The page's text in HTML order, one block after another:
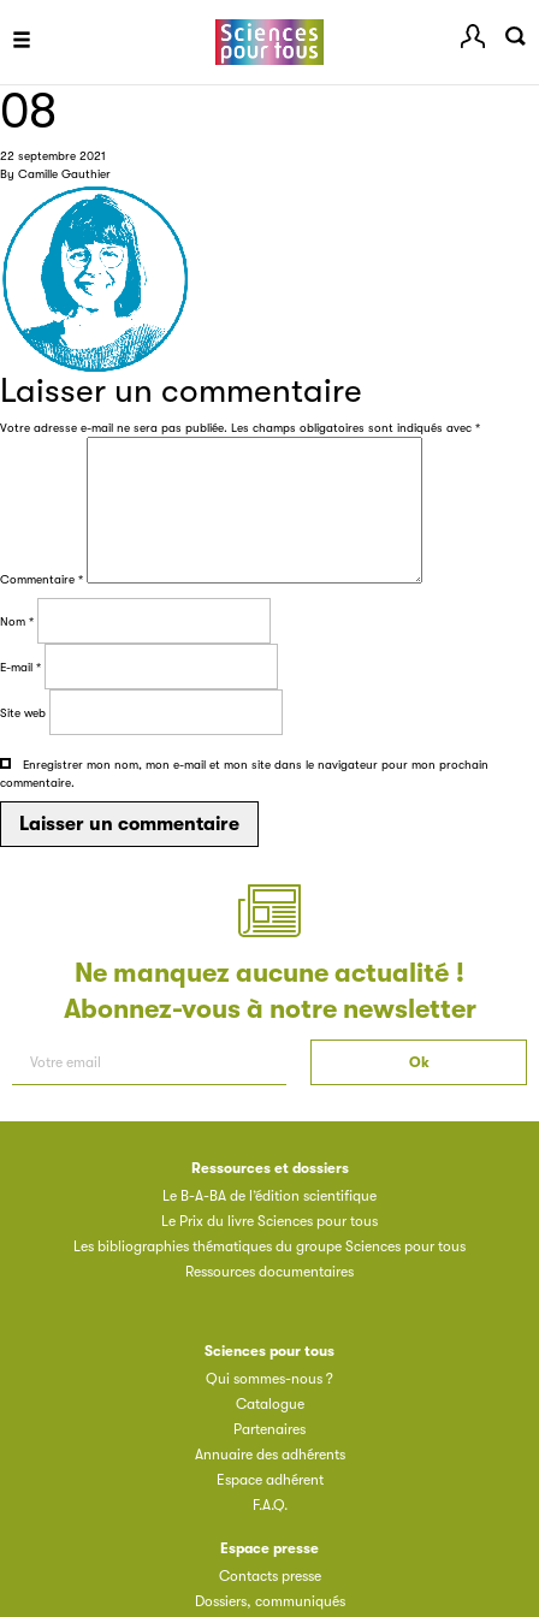
08
22 septembre 2021
By Camille Gauthier
Laisser un commentaire
Votre adresse e-mail ne sera pas publiée. Les champs obligatoires sont indiqués avec *
Commentaire *
Nom *
E-mail *
Site web
Enregistrer mon nom, mon e-mail et mon site dans le navigateur pour mon prochain
commentaire.
Ne manquez aucune actualité !
Abonnez-vous à notre newsletter
Ressources et dossiers
Le B-A-BA de l’édition scientifique
Le Prix du livre Sciences pour tous
Les bibliographies thématiques du groupe Sciences pour tous
Ressources documentaires
Sciences pour tous
Qui sommes-nous ?
Catalogue
Partenaires
Annuaire des adhérents
Espace adhérent
F.A.Q.
Espace presse
Contacts presse
Dossiers, communiqués
Les petits champions de la lecture
Le jeu de lecture à voix haute gratuit et ouvert à tous les
enfants de CM1 et de CM2.
Partenaire
Filéas
Filéas est une plateforme en ligne destinée à l’ensemble
des acteurs de la filière du livre. Suivez les ventes de vos